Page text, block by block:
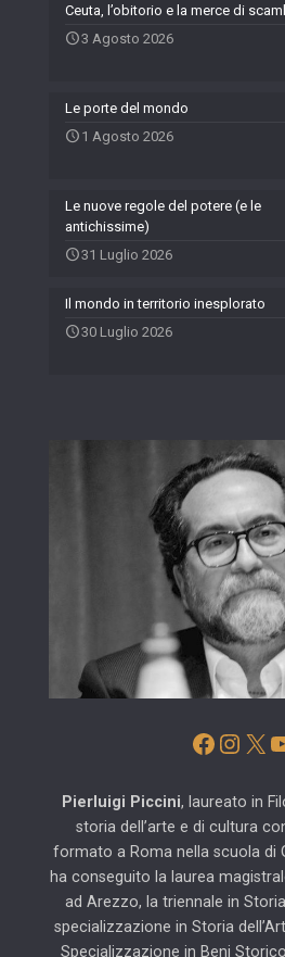
Ceuta, l’obitorio e la merce di
3 Agosto 2026
Le porte del mondo
1 Agosto 2026
Le nuove regole del potere (e le
antichissime)
31 Luglio 2026
Il mondo in territorio inesplorato
30 Luglio 2026
X
Pierluigi Piccini, laureato in
storia dell’arte e di cultura
formato a Roma nella scuola di
ha conseguito la laurea
ad Arezzo, la triennale in
specializzazione in Storia
Specializzazione in Beni